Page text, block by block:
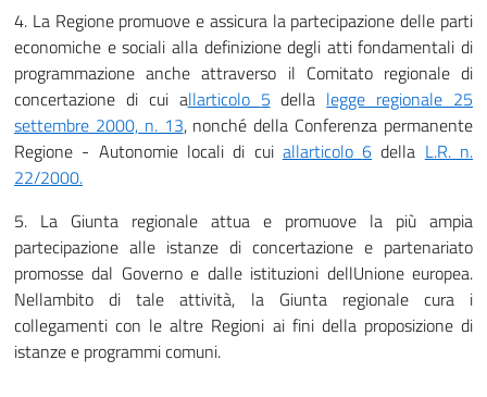
4. La Regione promuove e assicura la partecipazione delle parti
economiche e sociali alla definizione degli atti fondamentali di
programmazione anche attraverso il Comitato regionale di
concertazione di cui allarticolo 5 della legge regionale 25
settembre 2000, n. 13, nonché della Conferenza permanente
Regione - Autonomie locali di cui allarticolo6 della L.R. n.
22/2000.
5. La Giunta regionale attua e promuove la più ampia
partecipazione alle istanze di concertazione e partenariato
promosse dal Governo e dalle istituzioni dellUnione europea.
Nellambito di tale attività, la Giunta regionale cura i
collegamenti con le altre Regioni ai fini della proposizione di
istanze e programmi comuni.